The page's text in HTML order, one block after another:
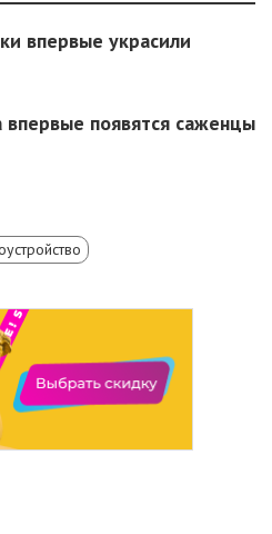
впервые украсили
впервые появятся саженцы